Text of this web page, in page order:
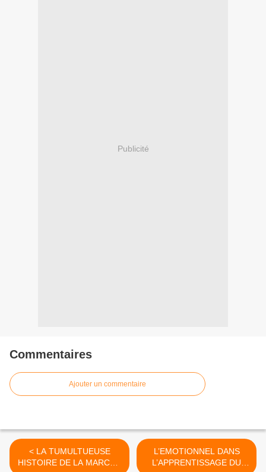
Publicité
Commentaires
Ajouter un commentaire
< LA TUMULTUEUSE
HISTOIRE DE LA MARCHE
L’EMOTIONNEL DANS
L’APPRENTISSAGE DU